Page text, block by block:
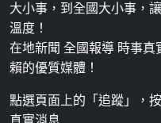
大小事，到全國大小事，
溫度！
在地新聞 全國報導 時事真
賴的優質媒體！
點選頁面上的「追蹤」，
真實消息